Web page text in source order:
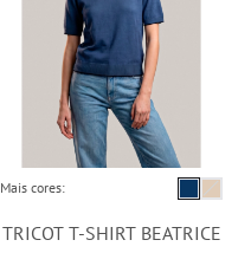
Mais cores:
TRICOT T-SHIRT BEATRICE